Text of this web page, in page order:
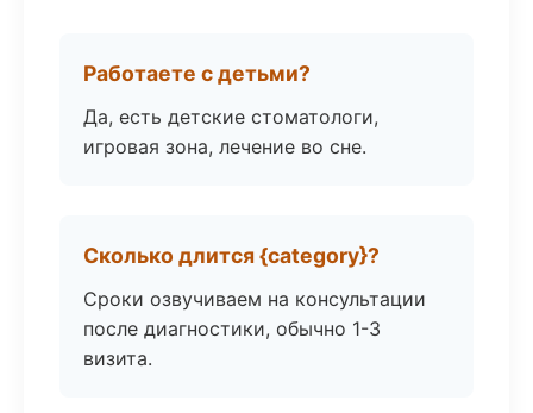
Работаете с детьми?
Да, есть детские стоматологи,
игровая зона, лечение во сне.
Сколько длится {category}?
Сроки озвучиваем на консультации
после диагностики, обычно 1-3
визита.